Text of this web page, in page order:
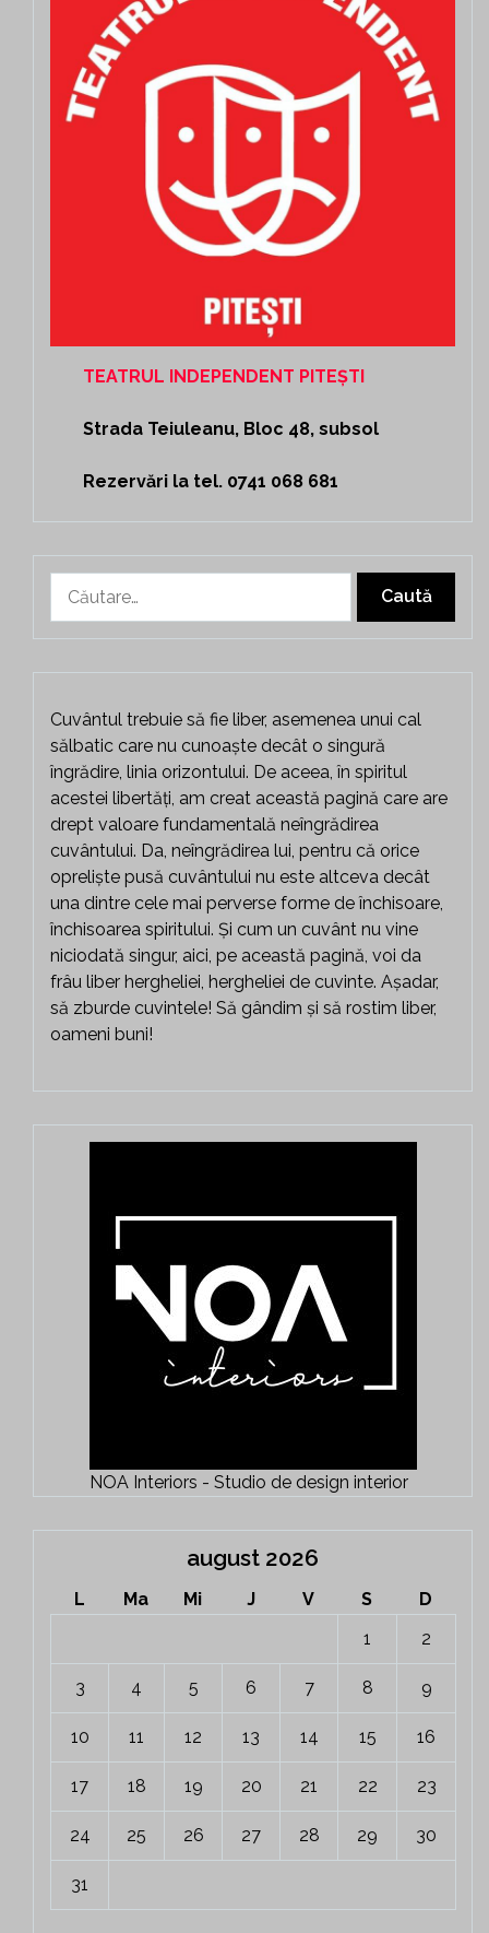
TEATRUL INDEPENDENT PITEȘTI
Strada Teiuleanu, Bloc 48, subsol
Rezervări la tel. 0741 068 681
după:
Cuvântul trebuie să fie liber, asemenea unui cal
sălbatic care nu cunoaște decât o singură
îngrădire, linia orizontului. De aceea, în spiritul
acestei libertăți, am creat această pagină care are
drept valoare fundamentală neîngrădirea
cuvântului. Da, neîngrădirea lui, pentru că orice
opreliște pusă cuvântului nu este altceva decât
una dintre cele mai perverse forme de închisoare,
închisoarea spiritului. Și cum un cuvânt nu vine
niciodată singur, aici, pe această pagină, voi da
frâu liber hergheliei, hergheliei de cuvinte. Așadar,
să zburde cuvintele! Să gândim și să rostim liber,
oameni buni!
NOA Interiors - Studio de design interior
august 2026
L Ma Mi J V S
D
1
2
3 4 5 6 7 8 9
10 11 12 13 14 15 16
17 18 19 20 21 22 23
24 25 26 27 28 29 30
31